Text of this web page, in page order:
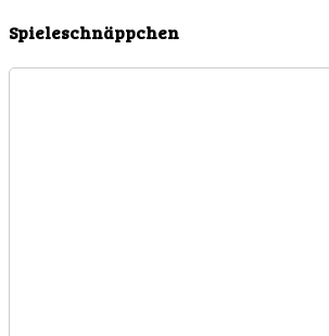
Spieleschnäppchen